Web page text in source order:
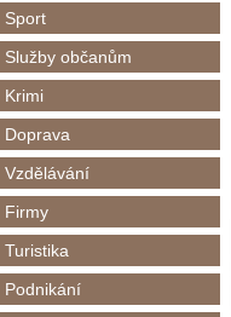
Sport
Služby občanům
Krimi
Doprava
Vzdělávání
Firmy
Turistika
Podnikání